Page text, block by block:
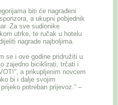
biti će nagrađeni
a ukupni pobjednik
Za sve sudionike
utrke, te ručak u hotelu
nagrade najboljima.
se i ove godine pridružiti u
zajedno biciklirati, trčati i
a prikupljenim novcem
bi i dalje svojim
potreban prijevoz.” –